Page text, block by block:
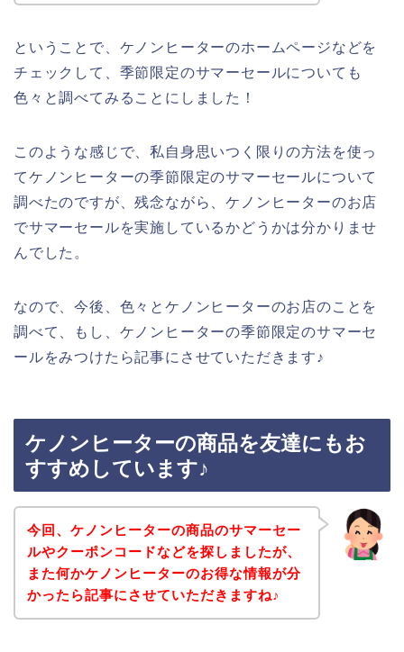
ということで、ケノンヒーターのホームページなどを
チェックして、季節限定のサマーセールについても
色々と調べてみることにしました！
このような感じで、私自身思いつく限りの方法を使っ
てケノンヒーターの季節限定のサマーセールについて
調べたのですが、残念ながら、ケノンヒーターのお店
でサマーセールを実施しているかどうかは分かりませ
んでした。
なので、今後、色々とケノンヒーターのお店のことを
調べて、もし、ケノンヒーターの季節限定のサマーセ
ールをみつけたら記事にさせていただきます♪
ケノンヒーターの商品を友達にもお
すすめしています♪
今回、ケノンヒーターの商品のサマーセー
ルやクーポンコードなどを探しましたが、
また何かケノンヒーターのお得な情報が分
かったら記事にさせていただきますね♪